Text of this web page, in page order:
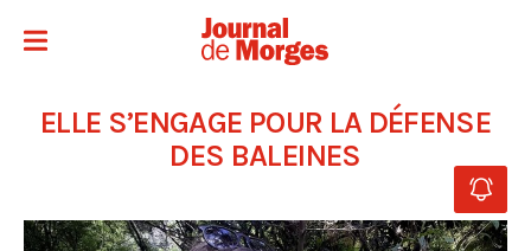
ELLE S’ENGAGE POUR LA DÉFENSE
DES BALEINES